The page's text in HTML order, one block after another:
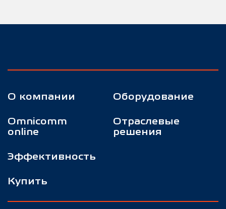
О компании
Omnicomm
online
Эффективность
Купить
Оборудование
Отраслевые
решения